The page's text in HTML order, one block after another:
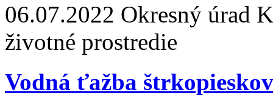
06.07.2022 Okresný úrad
životné prostredie
Vodná ťažba